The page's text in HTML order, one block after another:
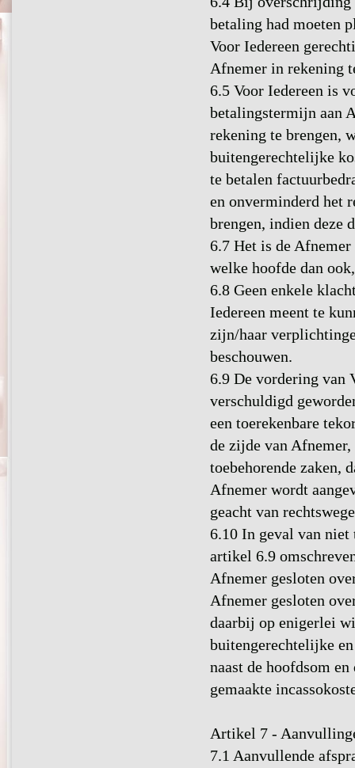
betaling had moeten
Voor Iedereen
Afnemer in rekening
6.5 Voor Iedereen is
betalingstermijn aan
rekening te brengen,
buitengerechtelijke
te betalen
en onverminderd het
brengen, indien deze
6.7 Het is de
welke hoofde dan
6.8 Geen enkele
Iedereen meent te
zijn/haar
beschouwen.
6.9 De vordering van
verschuldigd
een toerekenbare
de zijde van
toebehorende zaken,
Afnemer wordt
geacht van
6.10 In geval van
artikel 6.9
Afnemer gesloten
Afnemer gesloten
daarbij op enigerlei
buitengerechtelijke
naast de hoofdsom
gemaakte
Artikel 7 -
7.1 Aanvullende